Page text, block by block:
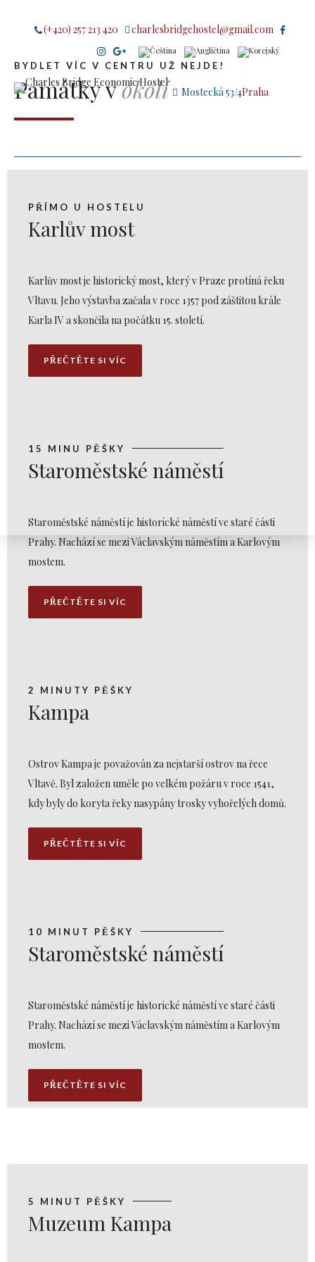
(+420) 257 213 420 charlesbridgehostel@gmail.com
Mostecká 53/4Praha
BYDLET VÍC V CENTRU UŽ NEJDE!
Památky vokolí
PŘÍMO U HOSTELU
Karlův most
Karlův most je historický most, který v Praze protíná řeku
Vltavu. Jeho výstavba začala v roce 1357 pod záštitou krále
Karla IV a skončila na počátku 15. století.
PŘEČTĚTE SI VÍC
15 MINU PĚŠKY
Staroměstské náměstí
Staroměstské náměstí je historické náměstí ve staré části
Prahy. Nachází se mezi Václavským náměstím a Karlovým
mostem.
PŘEČTĚTE SI VÍC
2 MINUTY PĚŠKY
Kampa
Ostrov Kampa je považován za nejstarší ostrov na řece
Vltavě. Byl založen uměle po velkém požáru v roce 1541,
kdy byly do koryta řeky nasypány trosky vyhořelých domů.
PŘEČTĚTE SI VÍC
10 MINUT PĚŠKY
Staroměstské náměstí
Staroměstské náměstí je historické náměstí ve staré části
Prahy. Nachází se mezi Václavským náměstím a Karlovým
mostem.
PŘEČTĚTE SI VÍC
5 MINUT PĚŠKY
Muzeum Kampa